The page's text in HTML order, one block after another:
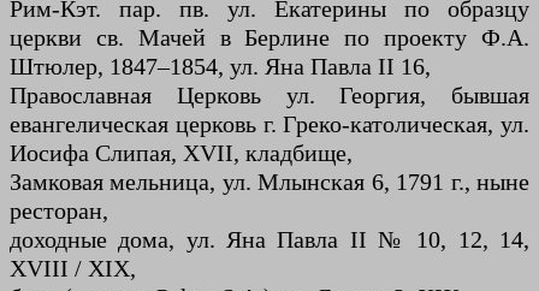
Рим-Кэт. пар. пв. ул. Екатерины по образцу
церкви св. Мачей в Берлине по проекту Ф.А.
Штюлер, 1847–1854, ул. Яна Павла II 16,
Православная Церковь ул. Георгия, бывшая
евангелическая церковь г. Греко-католическая, ул.
Иосифа Слипая, XVII, кладбище,
Замковая мельница, ул. Млынская 6, 1791 г., ныне
ресторан,
доходные дома, ул. Яна Павла II № 10, 12, 14,
XVIII / XIX,